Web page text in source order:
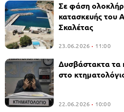
Σε φάση
κατασκευής του
Σκαλέτας
23.06.2026 11:00
Δυσβάστακτα τα
στο
22.06.2026 10:00